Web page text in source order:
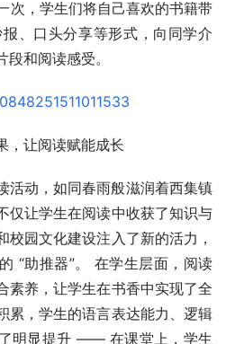
次，学生们将自己喜欢的书籍带
、口头分享等形式，向同学介
和阅读感受。
，让阅读赋能成长
活动，如同春雨般滋润着西集镇
仅让学生在阅读中收获了知识与
园文化建设注入了新的活力，
“助推器”。 在学生层面，阅读
素养，让学生在书香中实现了全
累，学生的语言表达能力、逻辑
明显提升 —— 在课堂上，学生